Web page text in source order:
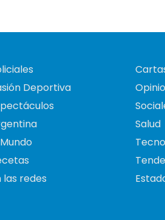
Deportiva
las redes
Salud